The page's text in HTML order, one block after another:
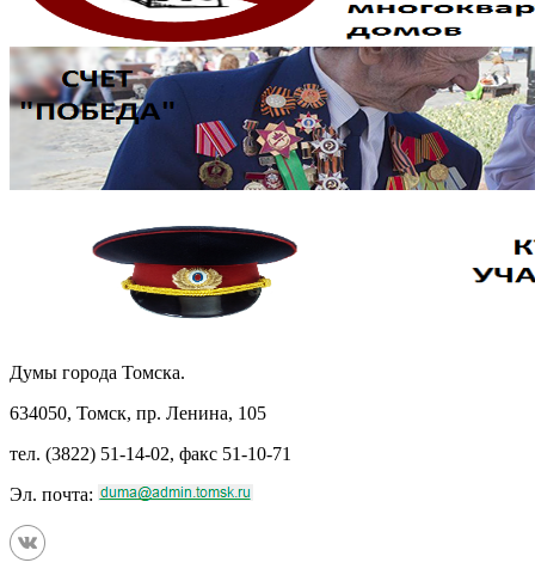
Думы города Томска.
634050, Томск, пр. Ленина, 105
тел. (3822) 51-14-02, факс 51-10-71
Эл. почта: